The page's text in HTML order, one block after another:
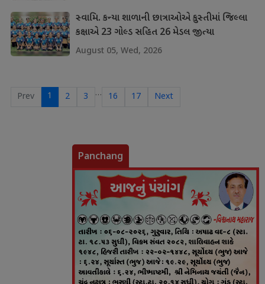
સ્વામિ. કન્યા શાળાની છાત્રાઓએ કુસ્તીમાં જિલ્લા
કક્ષાએ 23 ગોલ્ડ સહિત 26 મેડલ જીત્યા
August 05, Wed, 2026
Prev 1 2 3 … 16 17 Next
Panchang